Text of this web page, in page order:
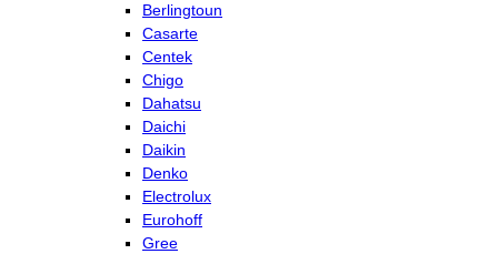
Berlingtoun
Casarte
Centek
Chigo
Dahatsu
Daichi
Daikin
Denko
Electrolux
Eurohoff
Gree